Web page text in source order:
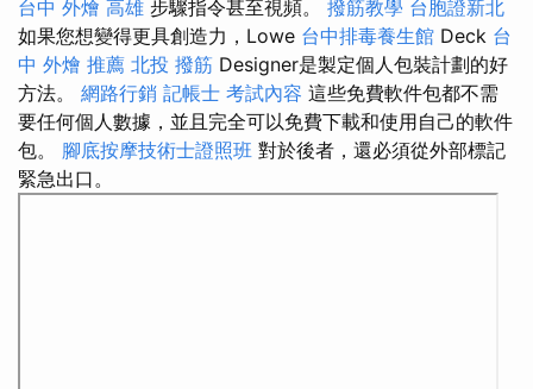
台中 外燴 高雄 步驟指令甚至視頻。 撥筋教學 台胞證新北
如果您想變得更具創造力，Lowe 台中排毒養生館 Deck 台
中 外燴 推薦 北投 撥筋 Designer是製定個人包裝計劃的好
方法。 網路行銷 記帳士 考試內容 這些免費軟件包都不需
要任何個人數據，並且完全可以免費下載和使用自己的軟件
包。 腳底按摩技術士證照班 對於後者，還必須從外部標記
緊急出口。